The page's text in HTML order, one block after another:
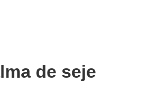
de seje